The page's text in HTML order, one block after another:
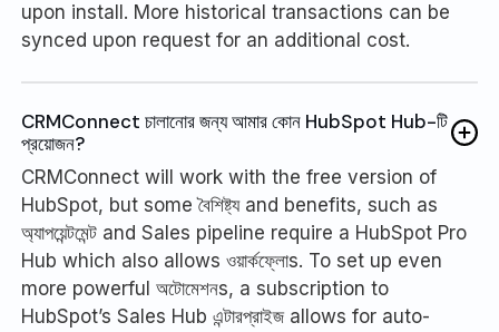
upon install. More historical transactions can be
synced upon request for an additional cost.
CRMConnect চালানোর জন্য আমার কোন HubSpot Hub-টি
প্রয়োজন?
CRMConnect will work with the free version of
HubSpot, but some বৈশিষ্ট্য and benefits, such as
অ্যাপয়েন্টমেন্ট and Sales pipeline require a HubSpot Pro
Hub which also allows ওয়ার্কফ্লোs. To set up even
more powerful অটোমেশনs, a subscription to
HubSpot’s Sales Hub এন্টারপ্রাইজ allows for auto-